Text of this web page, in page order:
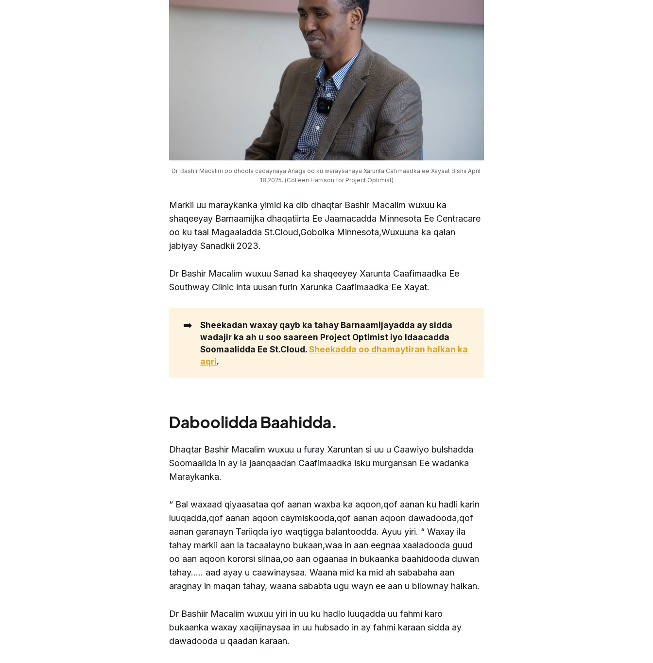
Dr. Bashir Macalim oo dhoola cadaynaya Anaga oo ku waraysanaya Xarunta Cafimaadka ee Xayaat Bishii April
18,2025. (Colleen Harrison for Project Optimist)
Markii uu maraykanka yimid ka dib dhaqtar Bashir Macalim wuxuu ka
shaqeeyay Barnaamijka dhaqatiirta Ee Jaamacadda Minnesota Ee Centracare
oo ku taal Magaaladda St.Cloud,Gobolka Minnesota,Wuxuuna ka qalan
jabiyay Sanadkii 2023.
Dr Bashir Macalim wuxuu Sanad ka shaqeeyey Xarunta Caafimaadka Ee
Southway Clinic inta uusan furin Xarunka Caafimaadka Ee Xayat.
➡️
Sheekadan waxay qayb ka tahay Barnaamijayadda ay sidda
wadajir ka ah u soo saareen Project Optimist iyo Idaacadda
Soomaalidda Ee St.Cloud. Sheekadda oo dhamaytiran halkan ka
aqri.
Daboolidda Baahidda.
Dhaqtar Bashir Macalim wuxuu u furay Xaruntan si uu u Caawiyo bulshadda
Soomaalida in ay la jaanqaadan Caafimaadka isku murgansan Ee wadanka
Maraykanka.
“ Bal waxaad qiyaasataa qof aanan waxba ka aqoon,qof aanan ku hadli karin
luuqadda,qof aanan aqoon caymiskooda,qof aanan aqoon dawadooda,qof
aanan garanayn Tariiqda iyo waqtigga balantoodda. Ayuu yiri. “ Waxay ila
tahay markii aan la tacaalayno bukaan,waa in aan eegnaa xaaladooda guud
oo aan aqoon kororsi siinaa,oo aan ogaanaa in bukaanka baahidooda duwan
tahay….. aad ayay u caawinaysaa. Waana mid ka mid ah sababaha aan
aragnay in maqan tahay, waana sababta ugu wayn ee aan u bilownay halkan.
Dr Bashiir Macalim wuxuu yiri in uu ku hadlo luuqadda uu fahmi karo
bukaanka waxay xaqiijinaysaa in uu hubsado in ay fahmi karaan sidda ay
dawadooda u qaadan karaan.